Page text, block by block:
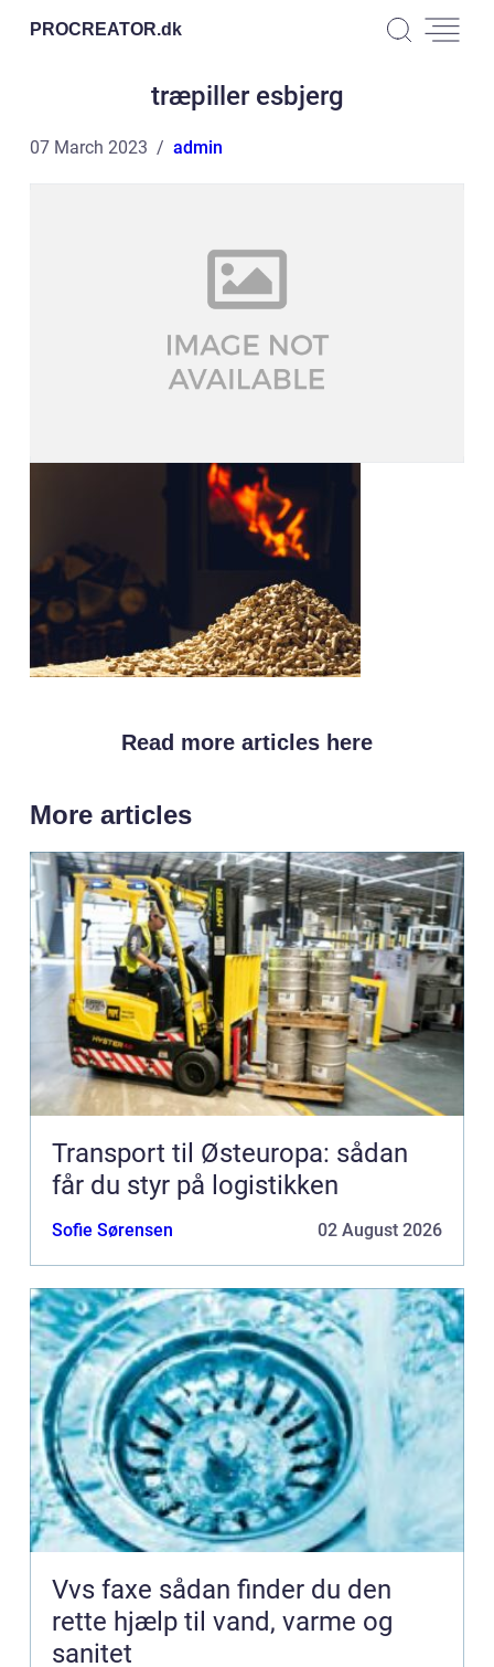
PROCREATOR.dk
træpiller esbjerg
07 March 2023 admin
Read more articles here
More articles
Transport til Østeuropa: sådan
får du styr på logistikken
Sofie Sørensen 02 August 2026
Vvs faxe sådan finder du den
rette hjælp til vand, varme og
sanitet